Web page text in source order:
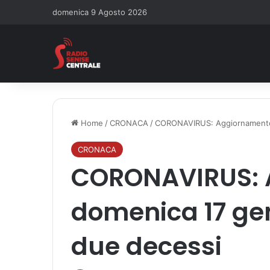
domenica 9 Agosto 2026
Home /CRONACA /CORONAVIRUS:
CRONACA
domenica 17
due decessi